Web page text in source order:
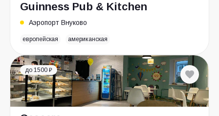
Guinness Pub & Kitchen
Аэропорт Внуково
европейская американская
до 1500 ₽